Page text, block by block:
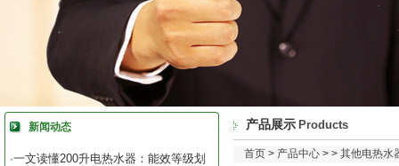
新闻动态
·一文读懂200升电热水器：能效等级划
产品展示 Products
首页 > 产品中心 > > 其他电热水